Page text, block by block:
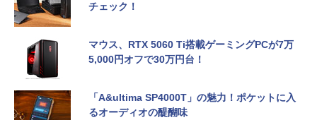
チェック！
マウス、RTX 5060 Ti搭載ゲーミングPCが7万
5,000円オフで30万円台！
「A&ultima SP4000T」の魅力！ポケットに入
るオーディオの醍醐味